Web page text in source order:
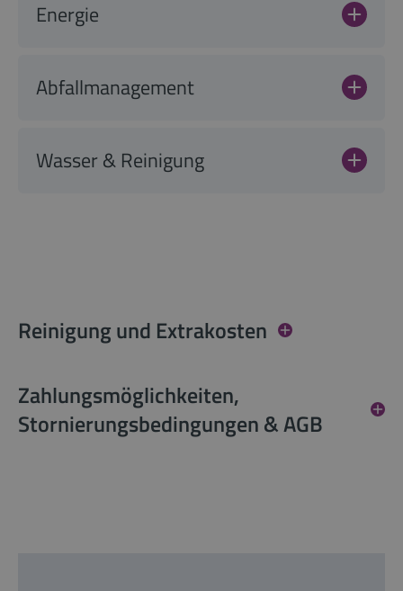
Energie
Abfallmanagement
Wasser & Reinigung
Reinigung und Extrakosten
Zahlungsmöglichkeiten,
Stornierungsbedingungen & AGB